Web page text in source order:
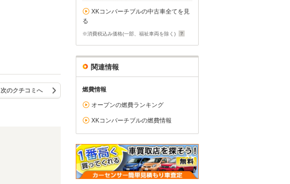
次のクチコミへ
XKコンバーチブルの中古車全てを見
る
※消費税込み価格(一部、福祉車両を除く)
関連情報
燃費情報
オープンの燃費ランキング
XKコンバーチブルの燃費情報